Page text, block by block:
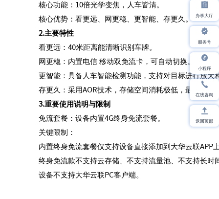
核心功能：10倍光学变焦，人车皆清。
核心优势：看更远、网更稳、更智能、存更久。
2.主要特性
看更远：40米距离能清晰识别车牌。
网更稳：内置电信 移动双免流卡，可自动切换。
更智能：具备人车智能检测功能，支持对目标进行放大
存更久：采用AOR技术，存储空间消耗极低，最低可至
3.重要使用说明与限制
免流套餐：设备内置4G终身免流套餐。
关键限制：
内置终身免流套餐仅支持设备直接添加到大华云联APP
终身免流款不支持云存储、不支持流量池、不支持长时
设备不支持大华云联PC客户端。
办事大厅
服务号
小程序
在线咨询
返回顶部